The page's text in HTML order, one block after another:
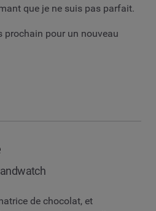
que je ne suis pas parfait.
prochain pour un nouveau
de chocolat, et